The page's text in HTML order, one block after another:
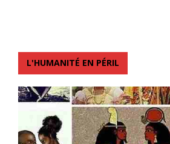
L'HUMANITÉ EN PÉRIL